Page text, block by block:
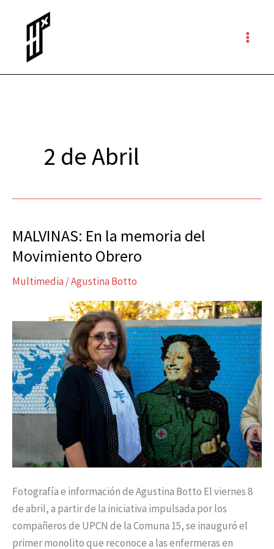
contenido
2 de Abril
MALVINAS: En la memoria del
Movimiento Obrero
Multimedia /Agustina Botto
Fotografía e información de Agustina Botto El viernes 8
de abril, a partir de la iniciativa impulsada por los
compañeros de UPCN de la Comuna 15, se inauguró el
primer monolito que reconoce a las enfermeras en
MALVINAS:
En
memoria
Movimiento
Obrero